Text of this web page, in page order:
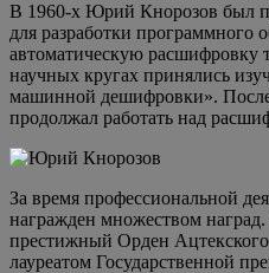
В 1960-х Юрий Кнорозов был
для разработки программного
автоматическую расшифровку
научных кругах принялись
машинной дешифровки».
продолжал работать над
За время профессиональной
награжден множеством
престижный Орден Ацтекского
лауреатом Государственной